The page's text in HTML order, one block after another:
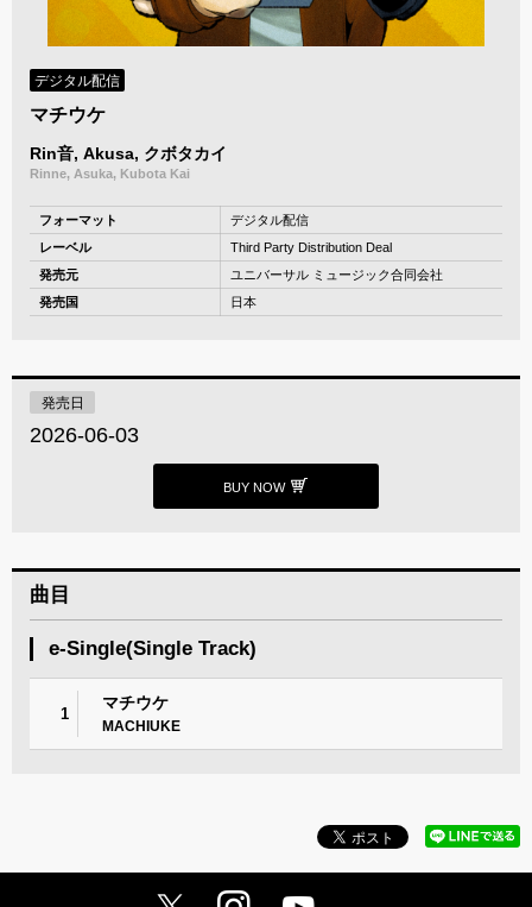
デジタル配信
マチウケ
Rin音, Akusa, クボタカイ
Rinne, Asuka, Kubota Kai
フォーマット
デジタル配信
レーベル
Third Party Distribution Deal
発売元
ユニバーサル ミュージック合同会社
発売国
日本
発売日
2026-06-03
BUY NOW
曲目
e-Single(Single Track)
1
マチウケ
MACHIUKE